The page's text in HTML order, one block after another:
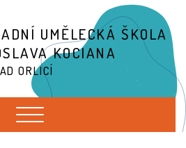
UMĚLECKÁ ŠKOLA
KOCIANA
ORLICÍ